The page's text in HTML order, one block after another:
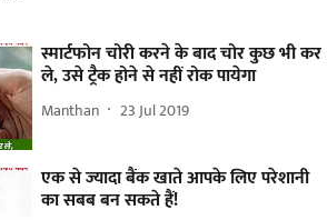
स्मार्टफोन चोरी करने के बाद चोर कुछ भी कर
ले, उसे ट्रैक होने से नहीं रोक पायेगा
Manthan 23 Jul 2019
एक से ज्यादा बैंक खाते आपके लिए परेशानी
का सबब बन सकते हैं!